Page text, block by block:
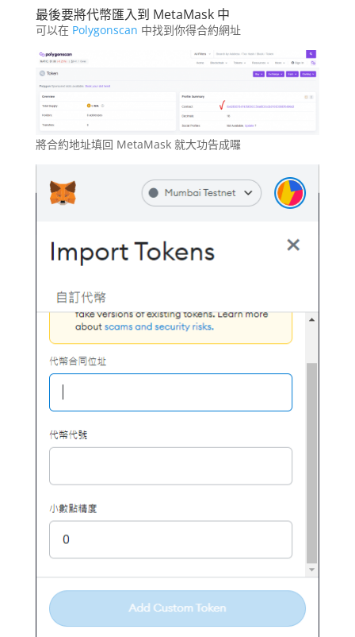
最後要將代幣匯入到 MetaMask 中
可以在 Polygonscan 中找到你得合約網址
將合約地址填回 MetaMask 就大功告成囉